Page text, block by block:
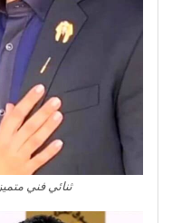
ثنائي فني